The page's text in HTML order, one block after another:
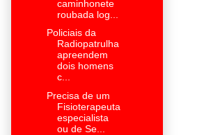
caminhonete
roubada log...
Policiais da
Radiopatrulha
apreendem
dois homens
c...
Precisa de um
Fisioterapeuta
especialista
ou de Se...